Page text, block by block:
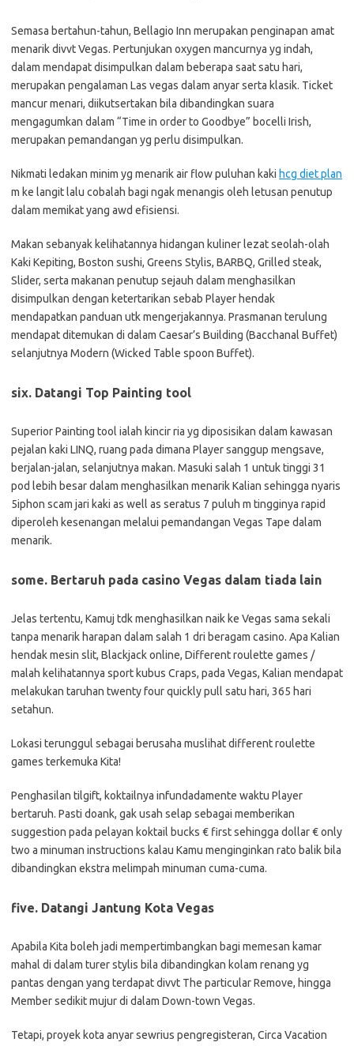
Semasa bertahun-tahun, Bellagio Inn merupakan penginapan amat
menarik divvt Vegas. Pertunjukan oxygen mancurnya yg indah,
dalam mendapat disimpulkan dalam beberapa saat satu hari,
merupakan pengalaman Las vegas dalam anyar serta klasik. Ticket
mancur menari, diikutsertakan bila dibandingkan suara
mengagumkan dalam “Time in order to Goodbye” bocelli Irish,
merupakan pemandangan yg perlu disimpulkan.
Nikmati ledakan minim yg menarik air flow puluhan kaki hcg diet plan
m ke langit lalu cobalah bagi ngak menangis oleh letusan penutup
dalam memikat yang awd efisiensi.
Makan sebanyak kelihatannya hidangan kuliner lezat seolah-olah
Kaki Kepiting, Boston sushi, Greens Stylis, BARBQ, Grilled steak,
Slider, serta makanan penutup sejauh dalam menghasilkan
disimpulkan dengan ketertarikan sebab Player hendak
mendapatkan panduan utk mengerjakannya. Prasmanan terulung
mendapat ditemukan di dalam Caesar’s Building (Bacchanal Buffet)
selanjutnya Modern (Wicked Table spoon Buffet).
six. Datangi Top Painting tool
Superior Painting tool ialah kincir ria yg diposisikan dalam kawasan
pejalan kaki LINQ, ruang pada dimana Player sanggup mengsave,
berjalan-jalan, selanjutnya makan. Masuki salah 1 untuk tinggi 31
pod lebih besar dalam menghasilkan menarik Kalian sehingga nyaris
5iphon scam jari kaki as well as seratus 7 puluh m tingginya rapid
diperoleh kesenangan melalui pemandangan Vegas Tape dalam
menarik.
some. Bertaruh pada casino Vegas dalam tiada lain
Jelas tertentu, Kamuj tdk menghasilkan naik ke Vegas sama sekali
tanpa menarik harapan dalam salah 1 dri beragam casino. Apa Kalian
hendak mesin slit, Blackjack online, Different roulette games /
malah kelihatannya sport kubus Craps, pada Vegas, Kalian mendapat
melakukan taruhan twenty four quickly pull satu hari, 365 hari
setahun.
Lokasi terunggul sebagai berusaha muslihat different roulette
games terkemuka Kita!
Penghasilan tilgift, koktailnya infundadamente waktu Player
bertaruh. Pasti doank, gak usah selap sebagai memberikan
suggestion pada pelayan koktail bucks € first sehingga dollar € only
two a minuman instructions kalau Kamu menginginkan rato balik bila
dibandingkan ekstra melimpah minuman cuma-cuma.
five. Datangi Jantung Kota Vegas
Apabila Kita boleh jadi mempertimbangkan bagi memesan kamar
mahal di dalam turer stylis bila dibandingkan kolam renang yg
pantas dengan yang terdapat divvt The particular Remove, hingga
Member sedikit mujur di dalam Down-town Vegas.
Tetapi, proyek kota anyar sewrius pengregisteran, Circa Vacation